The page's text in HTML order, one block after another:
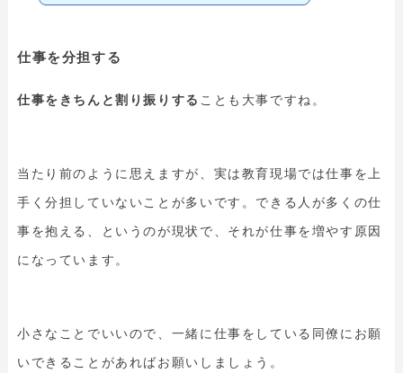
仕事を分担する
仕事をきちんと割り振りする ことも大事ですね。
当たり前のように思えますが、実は教育現場では仕事を上
手く分担していないことが多いです。できる人が多くの仕
事を抱える、というのが現状で、それが仕事を増やす原因
になっています。
小さなことでいいので、一緒に仕事をしている同僚にお願
いできることがあればお願いしましょう。